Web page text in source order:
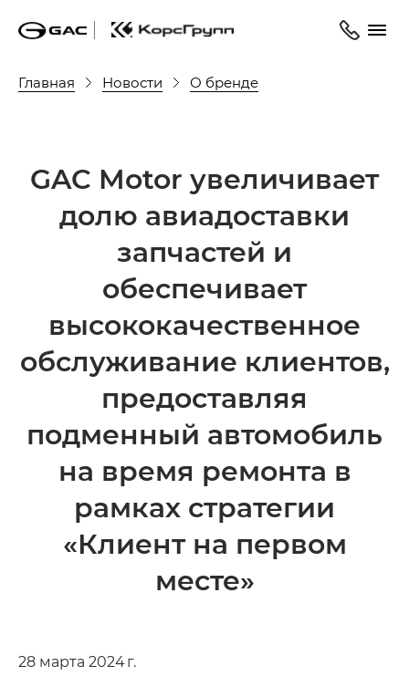
Главная Новости О бренде
GAC Motor увеличивает
долю авиадоставки
запчастей и
обеспечивает
высококачественное
обслуживание клиентов,
предоставляя
подменный автомобиль
на время ремонта в
рамках стратегии
«Клиент на первом
месте»
28 марта 2024 г.